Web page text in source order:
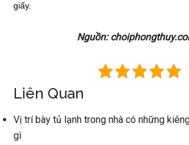
giấy.
Nguồn:
Liên Quan
Vị trí bày tủ lạnh trong nhà có những
gì